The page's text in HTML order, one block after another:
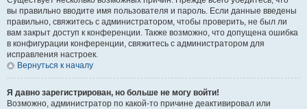
вы правильно вводите имя пользователя и пароль. Если данные введены
правильно, свяжитесь с администратором, чтобы проверить, не был ли
вам закрыт доступ к конференции. Также возможно, что допущена ошибка
в конфигурации конференции, свяжитесь с администратором для
исправления настроек.
Вернуться к началу
Я давно зарегистрирован, но больше не могу войти!
Возможно, администратор по какой-то причине деактивировал или